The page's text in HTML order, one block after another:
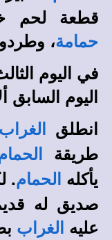
قطعة لحم
حمامة،
في اليوم
اليوم السابق
انطلق
الغراب
طريقة
يأكله
الحمام.
صديق له
عليه
الغراب